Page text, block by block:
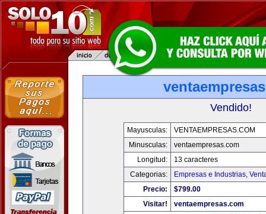
Vendido!
Mayusculas:
VENTAEMPRESAS.COM
Minusculas:
ventaempresas.com
Longitud:
13 caracteres
Categorias:
Empresas e Industrias,
Precio:
$799.00
Visitar!
ventaempresas.com